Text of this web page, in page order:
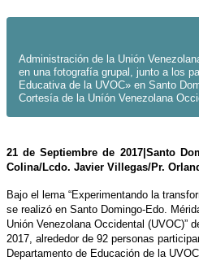
Administración de la Unión
en una fotografía grupal, junto a los
Educativa de la UVOC» en Santo
Cortesía de la Uníón Venezolana
21 de Septiembre de 2017|Santo
Colina/Lcdo. Javier Villegas/Pr.
Bajo el lema “Experimentando la
se realizó en Santo Domingo-Edo.
Unión Venezolana Occidental (UVOC)”
2017, alrededor de 92 personas
Departamento de Educación de la